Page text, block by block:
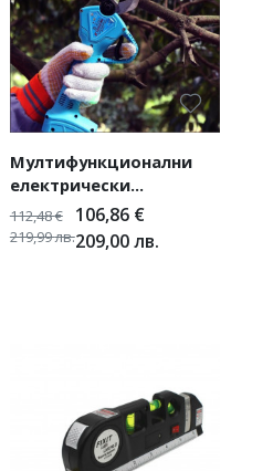
Мултифункционални
електрически
градинарски ножици
106,86 €
209,00лв.
112,48€
219,99лв.